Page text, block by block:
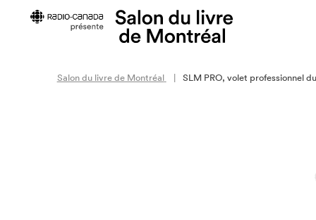
Salon du livre de Montréal SLM PRO, volet professionnel